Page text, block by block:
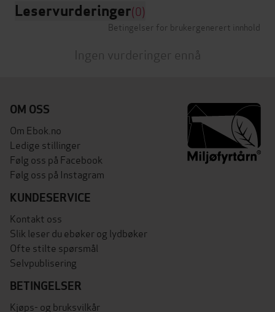
Leservurderinger(0)
Betingelser for brukergenerert innhold
Ingen vurderinger ennå
OM OSS
Om Ebok.no
Ledige stillinger
Følg oss på Facebook
Følg oss på Instagram
KUNDESERVICE
Kontakt oss
Slik leser du ebøker og lydbøker
Ofte stilte spørsmål
Selvpublisering
BETINGELSER
Kjøps- og bruksvilkår